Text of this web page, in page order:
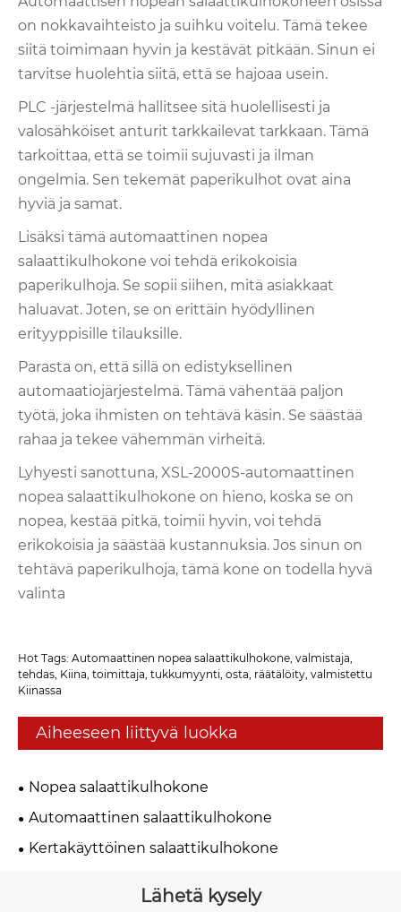
on nokkavaihteisto ja suihku voitelu. Tämä tekee
siitä toimimaan hyvin ja kestävät pitkään. Sinun ei
tarvitse huolehtia siitä, että se hajoaa usein.
PLC -järjestelmä hallitsee sitä huolellisesti ja
valosähköiset anturit tarkkailevat tarkkaan. Tämä
tarkoittaa, että se toimii sujuvasti ja ilman
ongelmia. Sen tekemät paperikulhot ovat aina
hyviä ja samat.
Lisäksi tämä automaattinen nopea
salaattikulhokone voi tehdä erikokoisia
paperikulhoja. Se sopii siihen, mitä asiakkaat
haluavat. Joten, se on erittäin hyödyllinen
erityyppisille tilauksille.
Parasta on, että sillä on edistyksellinen
automaatiojärjestelmä. Tämä vähentää paljon
työtä, joka ihmisten on tehtävä käsin. Se säästää
rahaa ja tekee vähemmän virheitä.
Lyhyesti sanottuna, XSL-2000S-automaattinen
nopea salaattikulhokone on hieno, koska se on
nopea, kestää pitkä, toimii hyvin, voi tehdä
erikokoisia ja säästää kustannuksia. Jos sinun on
tehtävä paperikulhoja, tämä kone on todella hyvä
valinta
Hot Tags: Automaattinen nopea salaattikulhokone, valmistaja,
tehdas, Kiina, toimittaja, tukkumyynti, osta, räätälöity, valmistettu
Kiinassa
Aiheeseen liittyvä luokka
Nopea salaattikulhokone
Automaattinen salaattikulhokone
Kertakäyttöinen salaattikulhokone
Lähetä kysely